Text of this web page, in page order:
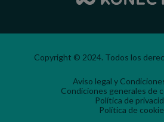
Copyright © 2024. Todos los
Aviso legal y
Condiciones generales de
Política de
Política de